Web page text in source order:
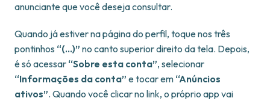
anunciante que você deseja consultar.
Quando já estiver na página do perfil, toque nos três
pontinhos “(…)” no canto superior direito da tela. Depois,
é só acessar “Sobre esta conta”, selecionar
“Informações da conta” e tocar em “Anúncios
ativos”. Quando você clicar no link, o próprio app vai